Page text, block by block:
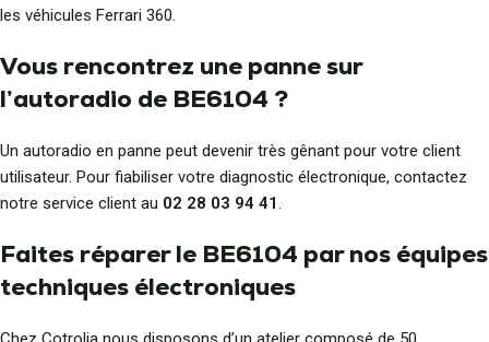
les véhicules Ferrari 360.
Vous rencontrez une panne sur
l’autoradio de BE6104 ?
Un autoradio en panne peut devenir très gênant pour votre client
utilisateur. Pour fiabiliser votre diagnostic électronique, contactez
notre service client au 02 28 03 94 41.
Faites réparer le BE6104 par nos équipes
techniques électroniques